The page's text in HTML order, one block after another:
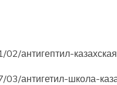
антигептил-
антигетил-школа-